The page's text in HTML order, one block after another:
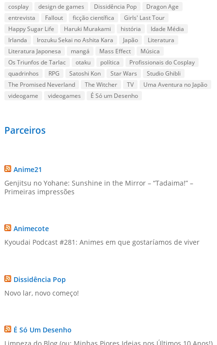
cosplay
design de games Dissidência Pop
Dragon Age
entrevista
Fallout ficção científica
Girls' Last Tour
Happy Sugar Life
Haruki Murakami história
Idade Média
Irlanda
Irozuku Sekai no Ashita Kara Japão
Literatura
Literatura Japonesa
mangá Mass Effect
Música
Os Triunfos de Tarlac
otaku política
Profissionais do Cosplay
quadrinhos
RPG Satoshi Kon Star Wars
Studio Ghibli
The Promised Neverland
The Witcher TV
Uma Aventura no Japão
videogame
videogames É Só um Desenho
Parceiros
Anime21
Genjitsu no Yohane: Sunshine in the Mirror – “Tadaima!” –
Primeiras impressões
Animecote
Kyoudai Podcast #281: Animes em que gostaríamos de viver
Dissidência Pop
Novo lar, novo começo!
É Só Um Desenho